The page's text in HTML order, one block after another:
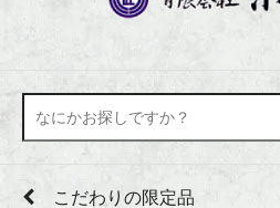
こだわりの限定品